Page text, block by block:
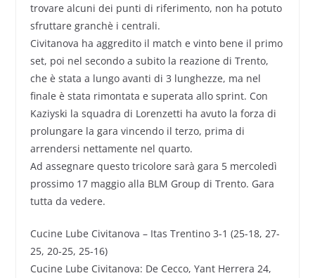
trovare alcuni dei punti di riferimento, non ha potuto
sfruttare granchè i centrali.
Civitanova ha aggredito il match e vinto bene il primo
set, poi nel secondo a subito la reazione di Trento,
che è stata a lungo avanti di 3 lunghezze, ma nel
finale è stata rimontata e superata allo sprint. Con
Kaziyski la squadra di Lorenzetti ha avuto la forza di
prolungare la gara vincendo il terzo, prima di
arrendersi nettamente nel quarto.
Ad assegnare questo tricolore sarà gara 5 mercoledì
prossimo 17 maggio alla BLM Group di Trento. Gara
tutta da vedere.
Cucine Lube Civitanova – Itas Trentino 3-1 (25-18, 27-
25, 20-25, 25-16)
Cucine Lube Civitanova: De Cecco, Yant Herrera 24,